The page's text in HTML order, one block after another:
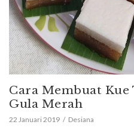
Cara Membuat Kue
Gula Merah
22 Januari 2019 Desiana